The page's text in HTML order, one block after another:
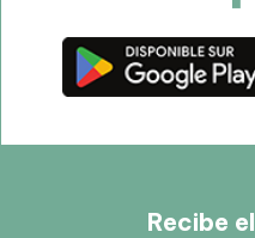
Recibe